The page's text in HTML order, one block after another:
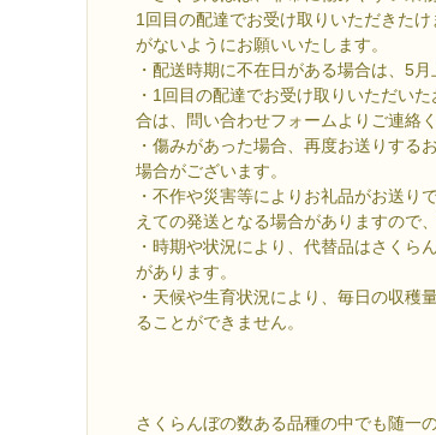
1回目の配達でお受け取りいただきた
がないようにお願いいたします。
・配送時期に不在日がある場合は、5
・1回目の配達でお受け取りいただい
合は、問い合わせフォームよりご連絡く
・傷みがあった場合、再度お送りする
場合がございます。
・不作や災害等によりお礼品がお送り
えての発送となる場合がありますので
・時期や状況により、代替品はさくら
があります。
・天候や生育状況により、毎日の収穫
ることができません。
さくらんぼの数ある品種の中でも随一